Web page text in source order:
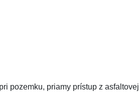
pozemku, priamy prístup z asfaltovej